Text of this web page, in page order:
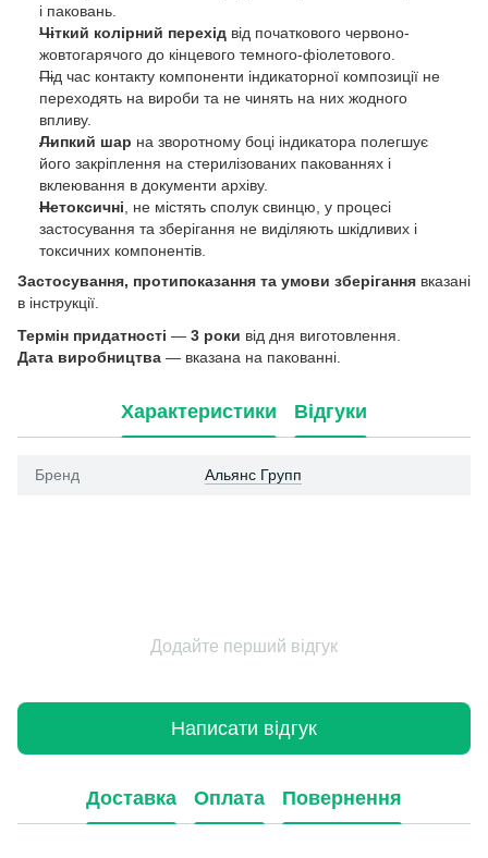
і паковань.
Чіткий колірний перехід від початкового червоно-
жовтогарячого до кінцевого темного-фіолетового.
Під час контакту компоненти індикаторної композиції не
переходять на вироби та не чинять на них жодного
впливу.
Липкий шар на зворотному боці індикатора полегшує
його закріплення на стерилізованих пакованнях і
вклеювання в документи архіву.
Нетоксичні , не містять сполук свинцю, у процесі
застосування та зберігання не виділяють шкідливих і
токсичних компонентів.
Застосування, протипоказання та умови зберігання вказані
в інструкції.
Термін придатності — 3 роки від дня виготовлення.
Дата виробництва — вказана на пакованні.
Характеристики Відгуки
Бренд Альянс Групп
Додайте перший відгук
Написати відгук
Доставка Оплата Повернення